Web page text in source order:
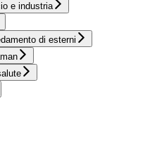
e industria
di esterni